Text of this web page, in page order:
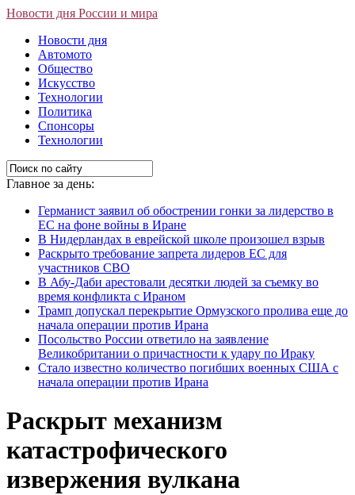
Новости дня России и мира
Новости дня
Автомото
Общество
Искусство
Технологии
Политика
Спонсоры
Технологии
Главное за день:
Германист заявил об обострении гонки за лидерство в
ЕС на фоне войны в Иране
В Нидерландах в еврейской школе произошел взрыв
Раскрыто требование запрета лидеров ЕС для
участников СВО
В Абу-Даби арестовали десятки людей за съемку во
время конфликта с Ираном
Трамп допускал перекрытие Ормузского пролива еще до
начала операции против Ирана
Посольство России ответило на заявление
Великобритании о причастности к удару по Ираку
Стало известно количество погибших военных США с
начала операции против Ирана
Раскрыт механизм
катастрофического
извержения вулкана